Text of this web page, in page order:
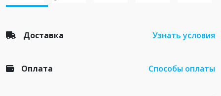
Доставка Узнать условия
Оплата Способы оплаты